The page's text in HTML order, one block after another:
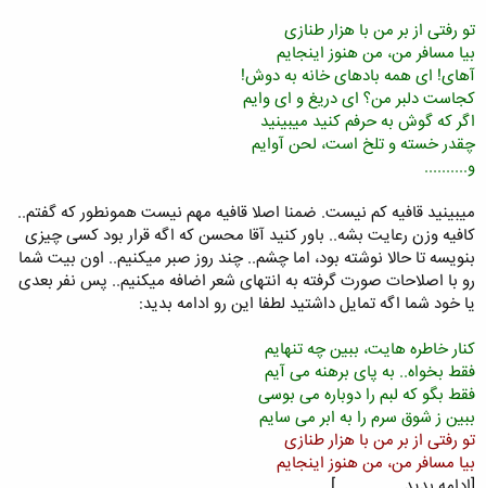
تو رفتی از بر من با هزار طنازی
بیا مسافر من، من هنوز اینجایم
آهای! ای همه بادهای خانه به دوش!
کجاست دلبر من؟ ای دریغ و ای وایم
اگر که گوش به حرفم کنید میبینید
چقدر خسته و تلخ است، لحن آوایم
و..........
میبینید قافیه کم نیست. ضمنا اصلا قافیه مهم نیست همونطور که گفتم..
کافیه وزن رعایت بشه.. باور کنید آقا محسن که اگه قرار بود کسی چیزی
بنویسه تا حالا نوشته بود، اما چشم.. چند روز صبر میکنیم.. اون بیت شما
رو با اصلاحات صورت گرفته به انتهای شعر اضافه میکنیم.. پس نفر بعدی
یا خود شما اگه تمایل داشتید لطفا این رو ادامه بدید:
کنار خاطره هایت، ببین چه تنهایم
فقط بخواه.. به پای برهنه می آیم
فقط بگو که لبم را دوباره می بوسی
ببین ز شوق سرم را به ابر می سایم
تو رفتی از بر من با هزار طنازی
بیا مسافر من، من هنوز اینجایم